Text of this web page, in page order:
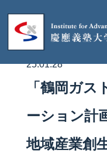
25.01.28
「鶴岡ガ
ーション計
地域産業創